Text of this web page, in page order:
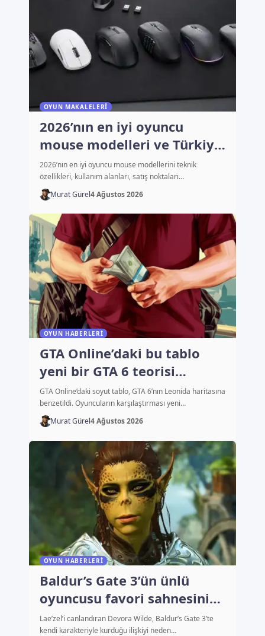
OYUN MAKALELERI
2026’nın en iyi oyuncu
mouse modelleri ve Türkiye
fiyatları
2026’nın en iyi oyuncu mouse modellerini teknik
özellikleri, kullanım alanları, satış noktaları…
Murat Gürel4 Ağustos 2026
OYUN HABERLERI
GTA Online’daki bu tablo
yeni bir GTA 6 teorisi
başlattı
GTA Online’daki soyut tablo, GTA 6’nın Leonida haritasına
benzetildi. Oyuncuların karşılaştırması yeni…
Murat Gürel4 Ağustos 2026
OYUN HABERLERI
Baldur’s Gate 3’ün ünlü
oyuncusu favori sahnesini
açıkladı
Lae’zel’i canlandıran Devora Wilde, Baldur’s Gate 3’te
kendi karakteriyle kurduğu ilişkiyi neden…